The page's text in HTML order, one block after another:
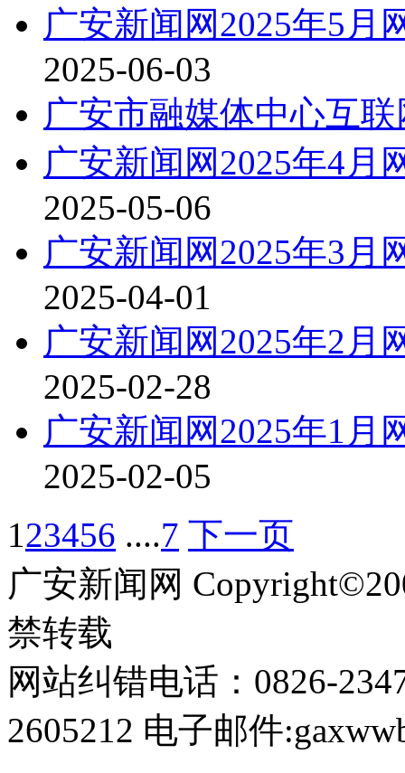
广安新闻网2025年5月
2025-06-03
广安市融媒体中心互
广安新闻网2025年4月
2025-05-06
广安新闻网2025年3月
2025-04-01
广安新闻网2025年2月
2025-02-28
广安新闻网2025年1月
2025-02-05
123456 ....7 下一页
广安新闻网
禁转载
网站纠错电话：0826-
2605212 电子邮件